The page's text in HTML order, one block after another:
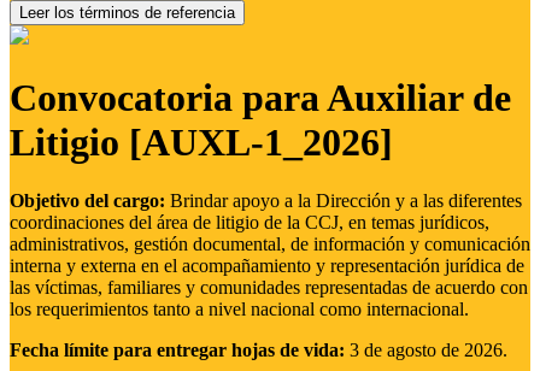
Leer los términos de referencia
Convocatoria para Auxiliar de
Litigio [AUXL-1_2026]
Objetivo del cargo: Brindar apoyo a la Dirección y a las diferentes
coordinaciones del área de litigio de la CCJ, en temas jurídicos,
administrativos, gestión documental, de información y comunicación
interna y externa en el acompañamiento y representación jurídica de
las víctimas, familiares y comunidades representadas de acuerdo con
los requerimientos tanto a nivel nacional como internacional.
Fecha límite para entregar hojas de vida: 3 de agosto de 2026.